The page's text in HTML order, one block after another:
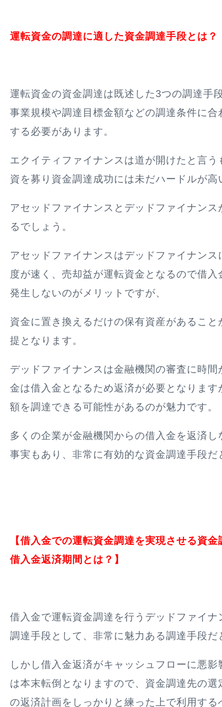
運転資金の調達に適した資金調達手段とは？
運転資金の資金調達は既述した3つの調達手
事業規模や調達目標金額などの調達条件に合
する必要があります。
エクイティファイナンスは道が開けたと言う
資を募り資金調達成功には未だハードルが高
アセッドファイナンスとデッドファイナン
るでしょう。
アセッドファイナンスはデッドファイナン
度が速く、売却益が運転資金となるので借
発生しないのがメリットですが、
資金に置き換えるだけの保有資産があること
提となります。
デッドファイナンスは金融機関の審査に時間
金は借入金となるため返済が必要となります
額を調達できる可能性があるのが魅力です。
多くの企業が金融機関からの借入金を返済し
事実もあり、非常に有効的な資金調達手段だ
【借入金での運転資金調達を実現させる資
借入金返済期間とは？】
借入金で運転資金調達を行うデッドファイナ
調達手段として、非常に魅力ある調達手段だ
しかし借入金返済がキャッシュフローに悪
は本末転倒となりますので、資金調達先の選
の返済計画をしっかりと練った上で利用する